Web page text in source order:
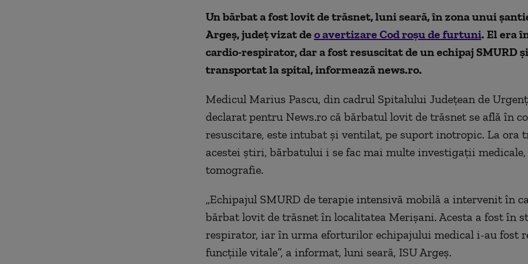
Un bărbat a fost lovit de trăsnet, luni seară, în zona unui
Argeş, judeţ vizat de o avertizare Cod roşu de furtuni. El era
cardio-respirator, dar a fost resuscitat de un echipaj SMURD şi
transportat la spital, informează news.ro.
Medicul Marius Pascu, din cadrul Spitalului Judeţean de
declarat pentru News.ro că bărbatul lovit de trăsnet se află în
resuscitare, este intubat şi ventilat, pe suport inotropic. La ora
acestei ştiri, bărbatului i se fac mai multe investigaţii
tomografie.
„Echipajul SMURD de terapie intensivă mobilă a intervenit în
bărbat lovit de trăsnet în localitatea Merişani. Acesta a fost în
respirator, iar în urma eforturilor echipajului medical i-au fost
funcţiile vitale”, a informat, luni seară, ISU Argeş.